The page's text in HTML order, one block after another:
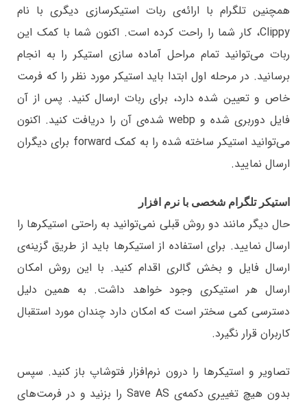
همچنین تلگرام با ارائه‌ی ربات استیکرسازی دیگری با نام
Clippy، کار شما را راحت کرده است. اکنون شما با کمک این
ربات می‌توانید تمام مراحل آماده سازی استیکر را به انجام
برسانید. در مرحله اول ابتدا باید استیکر مورد نظر را که فرمت
خاص و تعیین شده دارد، برای ربات ارسال کنید. پس از آن
فایل دوربری شده و webp شده‌ی آن را دریافت کنید. اکنون
می‌توانید استیکر ساخته شده را به کمک forward برای دیگران
ارسال نمایید.
استیکر تلگرام شخصی با نرم افزار
حال دیگر مانند دو روش قبلی نمی‌توانید به راحتی استیکرها را
ارسال نمایید. برای استفاده از استیکرها باید از طریق گزینه‌ی
ارسال فایل و بخش گالری اقدام کنید. با این روش امکان
ارسال هر استیکری وجود خواهد داشت. به همین دلیل
دسترسی کمی سختر است که امکان دارد چندان مورد استقبال
کاربران قرار نگیرد.
تصاویر و استیکرها را درون نرم‌افزار فتوشاپ باز کنید. سپس
بدون هیچ تغییری دکمه‌ی Save AS را بزنید و در فرمت‌های